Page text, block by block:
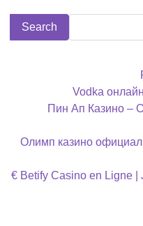
Vodka
Пин Ап Казино –
Олимп казино
Betify Casino en Ligne |